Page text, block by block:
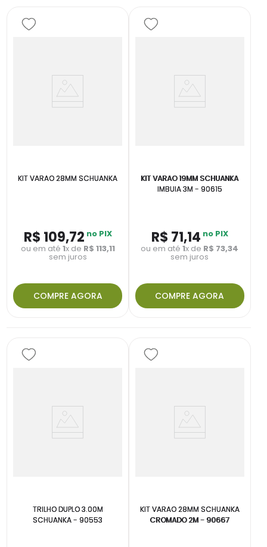
KIT VARAO 28MM SCHUANKA
R$ 109,72 no PIX
ou em até 1x de R$ 113,11
sem juros
COMPRE AGORA
KIT VARAO 19MM SCHUANKA
IMBUIA 3M - 90615
R$ 71,14 no PIX
ou em até1x de R$ 73,34
sem juros
COMPRE AGORA
TRILHO DUPLO 3.00M
SCHUANKA - 90553
KIT VARAO 28MM SCHUANKA
CROMADO 2M - 90667